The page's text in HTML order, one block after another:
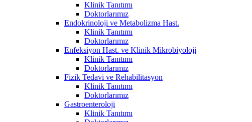
Klinik Tanıtımı
Doktorlarımız
Endokrinoloji ve Metabolizma Hast.
Klinik Tanıtımı
Doktorlarımız
Enfeksiyon Hast. ve Klinik Mikrobiyoloji
Klinik Tanıtımı
Doktorlarımız
Fizik Tedavi ve Rehabilitasyon
Klinik Tanıtımı
Doktorlarımız
Gastroenteroloji
Klinik Tanıtımı